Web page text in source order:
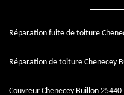
Réparation fuite de toiture
Réparation de toiture Chenecey
Couvreur Chenecey Buillon 25440